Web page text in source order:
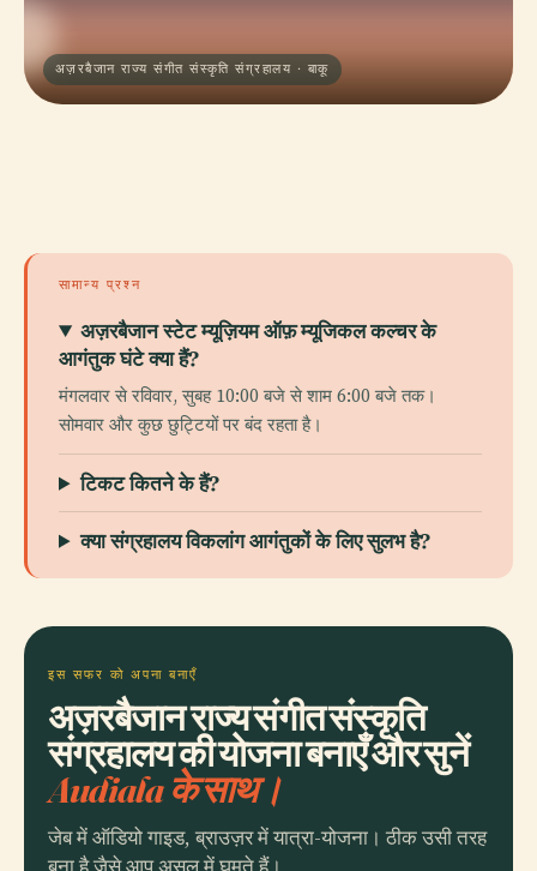
अज़रबैजान राज्य संगीत संस्कृति संग्रहालय · बाकू
सामान्य प्रश्न
अज़रबैजान स्टेट म्यूज़ियम ऑफ़ म्यूजिकल कल्चर के
आगंतुक घंटे क्या हैं?
मंगलवार से रविवार, सुबह 10:00 बजे से शाम 6:00 बजे तक।
सोमवार और कुछ छुट्टियों पर बंद रहता है।
टिकट कितने के हैं?
क्या संग्रहालय विकलांग आगंतुकों के लिए सुलभ है?
इस सफर को अपना बनाएँ
अज़रबैजान राज्य संगीत संस्कृति
संग्रहालय की योजना बनाएँ और सुनें
Audiala के साथ।
जेब में ऑडियो गाइड, ब्राउज़र में यात्रा-योजना। ठीक उसी तरह